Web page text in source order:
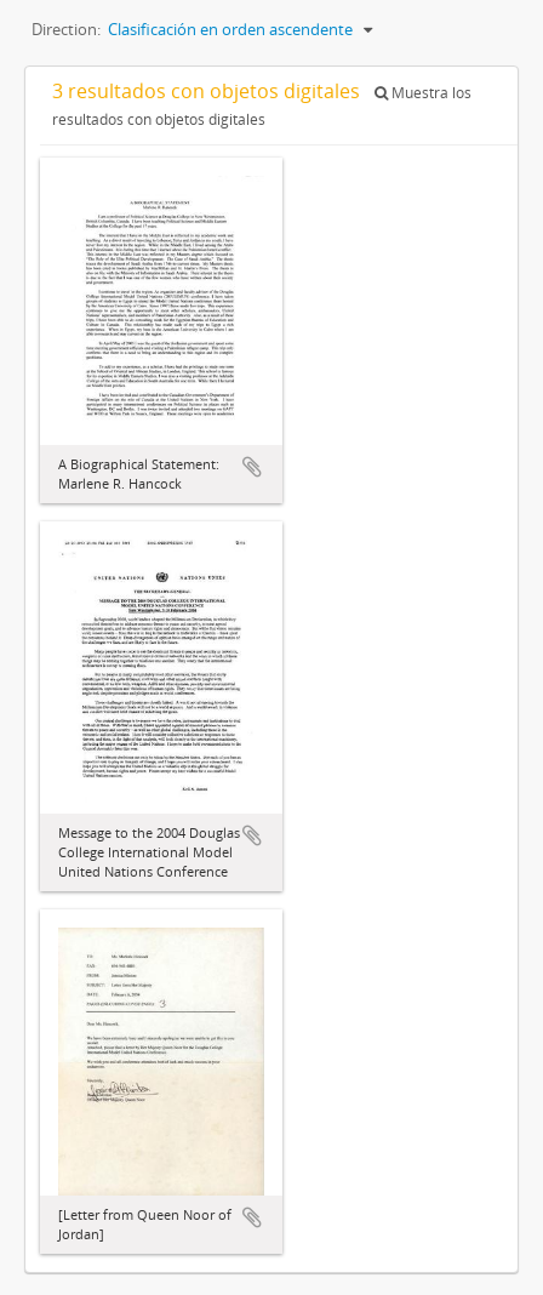
Direction: Clasificación en orden ascendente
3 resultados con objetos digitales
Muestra los
resultados con objetos digitales
A Biographical Statement:
Marlene R. Hancock
Message to the 2004 Douglas
College International Model
United Nations Conference
[Letter from Queen Noor of
Jordan]